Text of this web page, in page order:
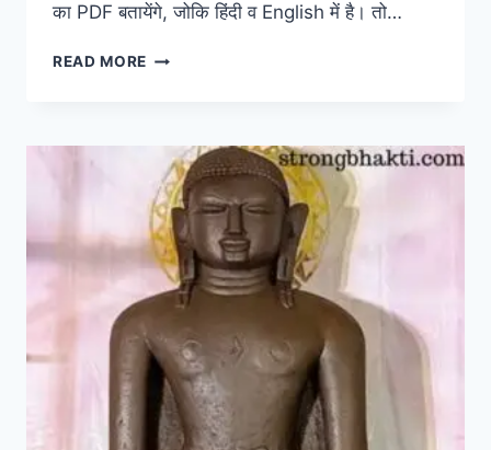
का PDF बतायेंगे, जोकि हिंदी व English में है। तो…
READ MORE VISHWAKARMA
विश्वकर्मा
चालीसा
व
PDF